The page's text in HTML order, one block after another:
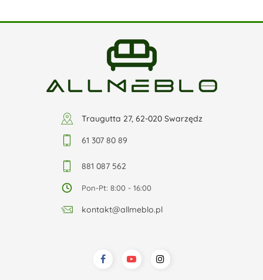
Traugutta 27, 62-020 Swarzędz
61 307 80 89
881 087 562
Pon-Pt: 8:00 - 16:00
kontakt@allmeblo.pl